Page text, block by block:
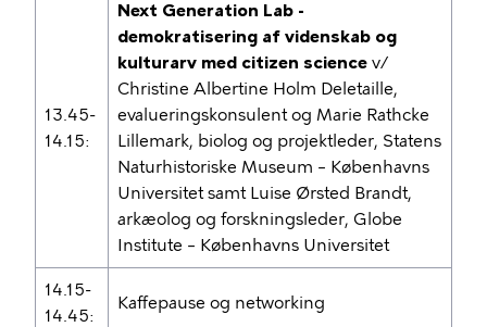
13.45-
14.15:
Next Generation Lab -
demokratisering af videnskab og
kulturarv med citizen science v/
Christine Albertine Holm Deletaille,
evalueringskonsulent og Marie Rathcke
Lillemark, biolog og projektleder, Statens
Naturhistoriske Museum – Københavns
Universitet samt Luise Ørsted Brandt,
arkæolog og forskningsleder, Globe
Institute – Københavns Universitet
14.15-
14.45:
Kaffepause og networking